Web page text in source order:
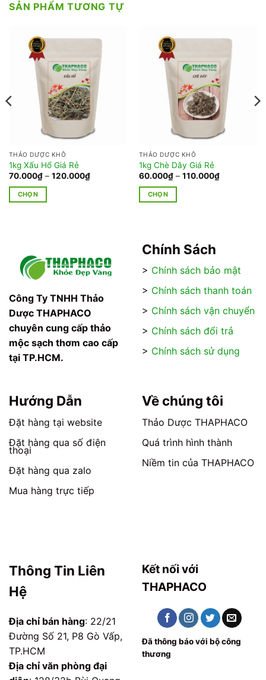
SẢN PHẨM TƯƠNG TỰ
THẢO DƯỢC KHÔ
1kg Xấu Hổ Giá Rẻ
70.000₫ – 120.000₫Khoảng
giá:
CHỌN
nhiều
biến
Các
tùy
chọn
có
thể
được
trang
sản
phẩm
THẢO DƯỢC KHÔ
1kg Chè Dây Giá Rẻ
60.000₫ – 110.000₫Khoảng
giá:
CHỌN
có
nhiều
biến
Các
tùy
có
được
trang
sản
phẩm
Công Ty TNHH Thảo
Dược THAPHACO
chuyên cung cấp thảo
mộc sạch thơm cao cấp
tại TP.HCM.
Chính Sách
> Chính sách bảo mật
> Chính sách thanh toán
> Chính sách vận chuyển
> Chính sách đổi trả
> Chính sách sử dụng
Hướng Dẫn
Đặt hàng tại website
Đặt hàng qua số điện
thoại
Đặt hàng qua zalo
Mua hàng trực tiếp
Về chúng tôi
Thảo Dược THAPHACO
Quá trình hình thành
Niềm tin của THAPHACO
Thông Tin Liên
Hệ
Địa chỉ bán hàng: 22/21
Đường Số 21, P8 Gò Vấp,
TP.HCM
Địa chỉ văn phòng đại
Kết nối với
THAPHACO
Đã thông báo với bộ công
thương